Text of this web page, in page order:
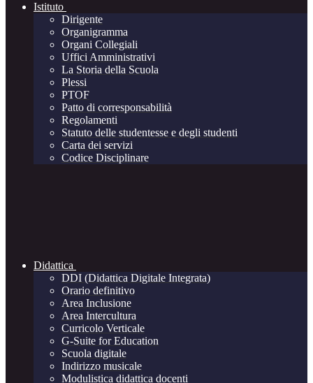
Istituto
Dirigente
Organigramma
Organi Collegiali
Uffici Amministrativi
La Storia della Scuola
Plessi
PTOF
Patto di corresponsabilità
Regolamenti
Statuto delle studentesse e degli studenti
Carta dei servizi
Codice Disciplinare
Didattica
DDI (Didattica Digitale Integrata)
Orario definitivo
Area Inclusione
Area Intercultura
Curricolo Verticale
G-Suite for Education
Scuola digitale
Indirizzo musicale
Modulistica didattica docenti